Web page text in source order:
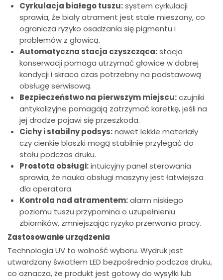
Cyrkulacja białego tuszu:system cyrkulacji
sprawia, że biały atrament jest stale mieszany, co
ogranicza ryzyko osadzania się pigmentu i
problemów z głowicą.
Automatyczna stacja czyszcząca:stacja
konserwacji pomaga utrzymać głowice w dobrej
kondycji i skraca czas potrzebny na podstawową
obsługę serwisową.
Bezpieczeństwo na pierwszym miejscu:czujniki
antykolizyjne pomagają zatrzymać karetkę, jeśli na
jej drodze pojawi się przeszkoda.
Cichy i stabilny podsys:nawet lekkie materiały
czy cienkie blaszki mogą stabilnie przylegać do
stołu podczas druku.
Prostota obsługi:intuicyjny panel sterowania
sprawia, że nauka obsługi maszyny jest łatwiejsza
dla operatora.
Kontrola nad atramentem:alarm niskiego
poziomu tuszu przypomina o uzupełnieniu
zbiorników, zmniejszając ryzyko przerwania pracy.
Zastosowanie urządzenia
Technologia UV to wolność wyboru. Wydruk jest
utwardzany światłem LED bezpośrednio podczas druku,
co oznacza, że produkt jest gotowy do wysyłki lub